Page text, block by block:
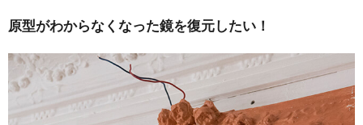
原型がわからなくなった鏡を復元したい！